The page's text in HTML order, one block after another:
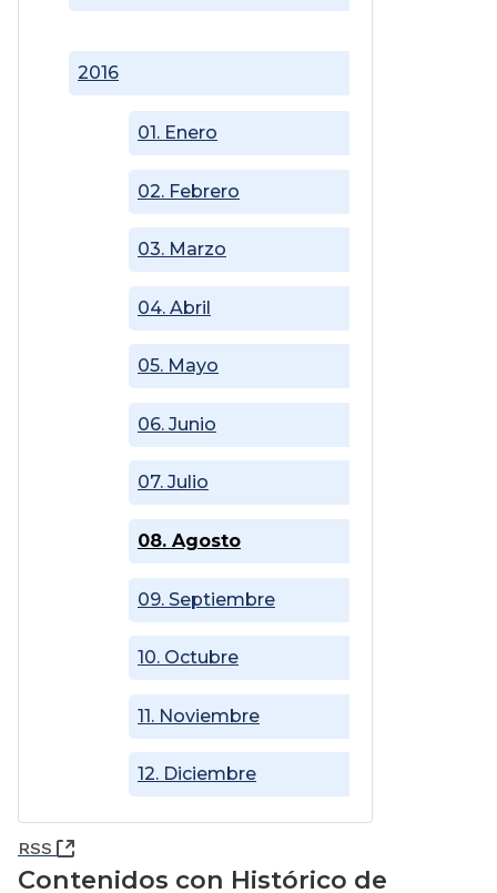
2016
01. Enero
02. Febrero
03. Marzo
04. Abril
05. Mayo
06. Junio
07. Julio
08. Agosto
09. Septiembre
10. Octubre
11. Noviembre
12. Diciembre
RSS (Abre una nueva ventana)
Contenidos con Histórico de